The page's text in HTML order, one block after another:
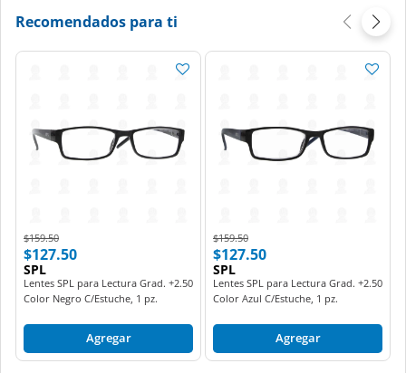
Recomendados para ti
Price reduced from
$159.50to
$127.50
SPL
Lentes SPL para Lectura Grad. +2.50
Color Negro C/Estuche, 1 pz.
Agregar
Price reduced from
$159.50to
$127.50
SPL
Lentes SPL para Lectura Grad. +2.50
Color Azul C/Estuche, 1 pz.
Agregar